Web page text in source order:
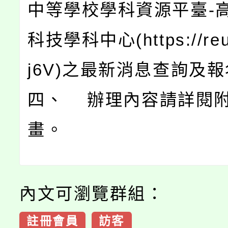
中等學校學科資源平臺-
科技學科中心(https://
j6V)之最新消息查詢及
四、 辦理內容請詳閱
畫。
內文可瀏覽群組：
註冊會員 訪客